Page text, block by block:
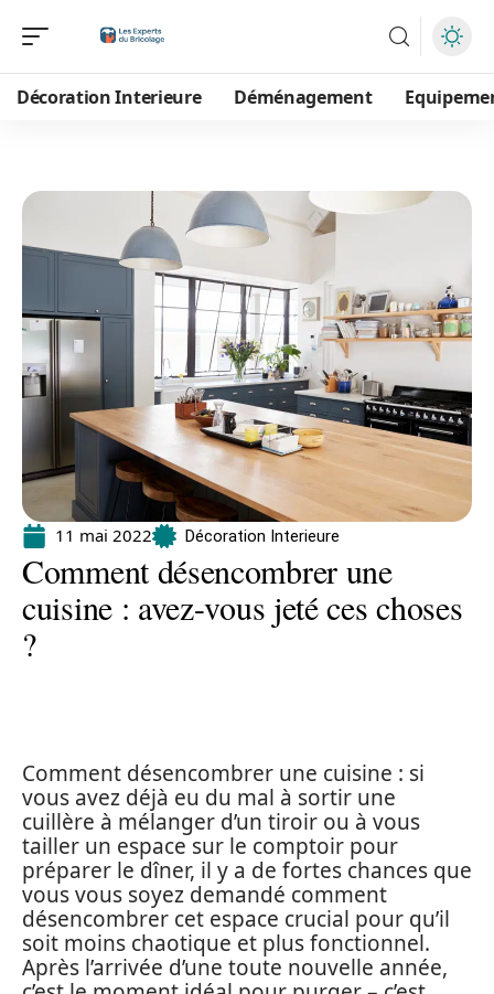
Décoration Interieure Déménagement
11 mai 2022 Décoration Interieure
Comment désencombrer une
cuisine : avez-vous jeté ces choses
?
Comment désencombrer une cuisine : si
vous avez déjà eu du mal à sortir une
cuillère à mélanger d’un tiroir ou à vous
tailler un espace sur le comptoir pour
préparer le dîner, il y a de fortes chances que
vous vous soyez demandé comment
désencombrer cet espace crucial pour qu’il
soit moins chaotique et plus fonctionnel.
Après l’arrivée d’une toute nouvelle année,